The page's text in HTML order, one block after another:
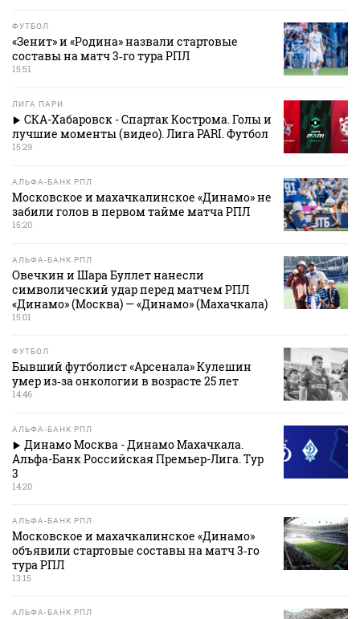
ФУТБОЛ
«Зенит» и «Родина» назвали стартовые
составы на матч 3‑го тура РПЛ
15:51
ЛИГА ПАРИ
СКА-Хабаровск - Спартак Кострома. Голы и
лучшие моменты (видео). Лига PARI. Футбол
15:29
АЛЬФА-БАНК РПЛ
Московское и махачкалинское «Динамо» не
забили голов в первом тайме матча РПЛ
15:20
АЛЬФА-БАНК РПЛ
Овечкин и Шара Буллет нанесли
символический удар перед матчем РПЛ
«Динамо» (Москва) — «Динамо» (Махачкала)
15:01
ФУТБОЛ
Бывший футболист «Арсенала» Кулешин
умер из‑за онкологии в возрасте 25 лет
14:46
АЛЬФА-БАНК РПЛ
Динамо Москва - Динамо Махачкала.
Альфа-Банк Российская Премьер-Лига. Тур
3
14:20
АЛЬФА-БАНК РПЛ
Московское и махачкалинское «Динамо»
объявили стартовые составы на матч 3‑го
тура РПЛ
13:15
АЛЬФА-БАНК РПЛ